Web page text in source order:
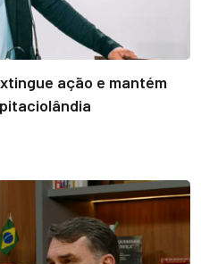
ação e mantém